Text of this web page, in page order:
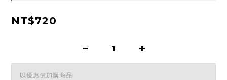
NT$720
以優惠價加購商品